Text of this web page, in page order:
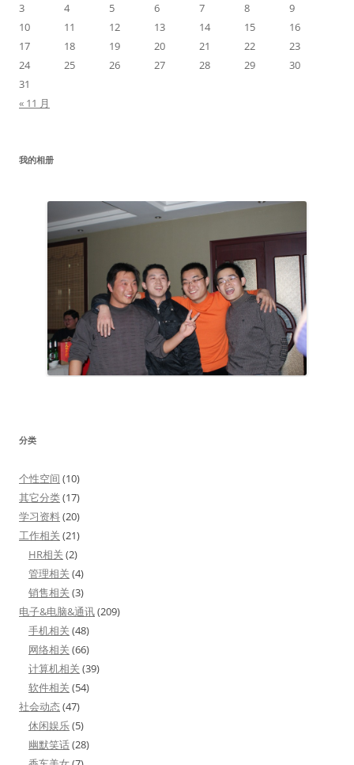
3
4 5 6 7 8
9
10
11 12 13 14 15
16
17
18 19 20 21 22
23
24
25 26 27 28 29
30
31
« 11 月
我的相册
分类
个性空间 (10)
其它分类(17)
学习资料(20)
工作相关 (21)
HR相关 (2)
管理相关 (4)
销售相关 (3)
电子&电脑&通讯(209)
手机相关 (48)
网络相关 (66)
计算机相关 (39)
软件相关 (54)
社会动态(47)
休闲娱乐(5)
幽默笑话(28)